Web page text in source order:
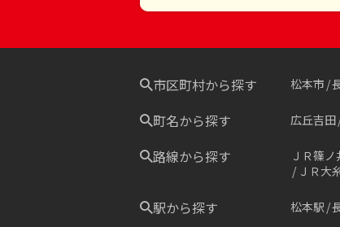
市区町村から探す 松本市
町名から探す 広丘吉田
路線から探す ＪＲ篠ノ
ＪＲ大
駅から探す 松本駅